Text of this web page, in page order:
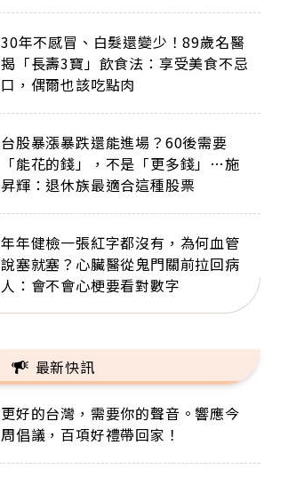
30年不感冒、白髮還變少！89歲名醫
揭「長壽3寶」飲食法：享受美食不忌
口，偶爾也該吃點肉
台股暴漲暴跌還能進場？60後需要
「能花的錢」，不是「更多錢」…施
昇輝：退休族最適合這種股票
年年健檢一張紅字都沒有，為何血管
說塞就塞？心臟醫從鬼門關前拉回病
人：會不會心梗要看對數字
最新快訊
更好的台灣，需要你的聲音。響應今
周倡議，百項好禮帶回家！